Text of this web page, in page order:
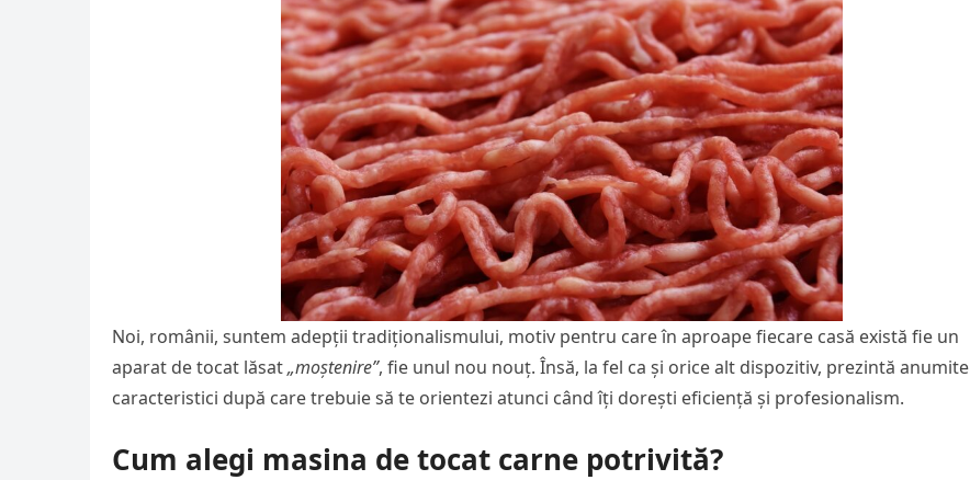
Noi, românii, suntem adepții tradiționalismului, motiv pentru care în aproape fiecare casă există fie un
aparat de tocat lăsat„moștenire”, fie unul nou nouț. Însă, la fel ca și orice alt dispozitiv, prezintă anumite
caracteristici după care trebuie să te orientezi atunci când îți dorești eficiență și profesionalism.
Cum alegi masina de tocat carne potrivită?